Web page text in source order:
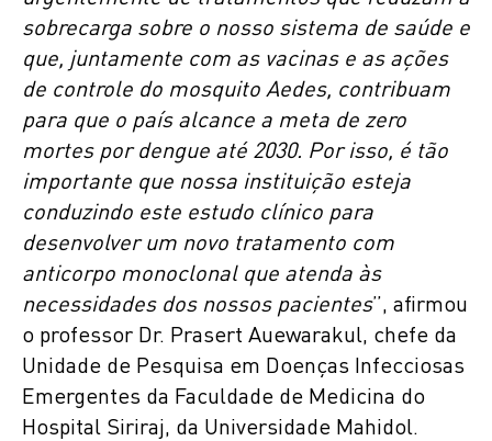
sobrecarga sobre o nosso sistema de saúde e
que, juntamente com as vacinas e as ações
de controle do mosquito Aedes, contribuam
para que o país alcance a meta de zero
mortes por dengue até 2030. Por isso, é tão
importante que nossa instituição esteja
conduzindo este estudo clínico para
desenvolver um novo tratamento com
anticorpo monoclonal que atenda às
necessidades dos nossos pacientes”, afirmou
o professor Dr. Prasert Auewarakul, chefe da
Unidade de Pesquisa em Doenças Infecciosas
Emergentes da Faculdade de Medicina do
Hospital Siriraj, da Universidade Mahidol.